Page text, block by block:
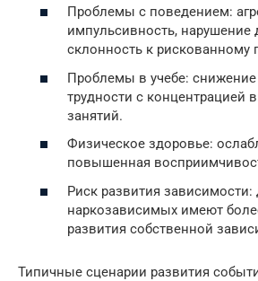
Проблемы с поведением:
импульсивность,
склонность к рискованному
Проблемы в учебе: снижение
трудности с концентрацией
занятий.
Физическое здоровье:
повышенная
Риск развития зависимости:
наркозависимых имеют
развития собственной
Типичные сценарии развития